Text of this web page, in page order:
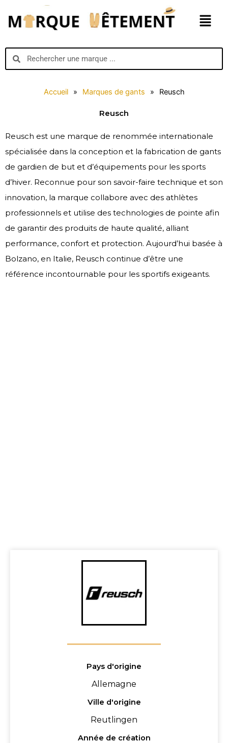
contenu
Menu
SearchSearch
Accueil » Marques de gants » Reusch
Reusch
Reusch est une marque de renommée internationale
spécialisée dans la conception et la fabrication de gants
de gardien de but et d’équipements pour les sports
d’hiver. Reconnue pour son savoir-faire technique et son
innovation, la marque collabore avec des athlètes
professionnels et utilise des technologies de pointe afin
de garantir des produits de haute qualité, alliant
performance, confort et protection. Aujourd’hui basée à
Bolzano, en Italie, Reusch continue d’être une
référence incontournable pour les sportifs exigeants.
Pays d'origine
Allemagne
Ville d'origine
Reutlingen
Année de création